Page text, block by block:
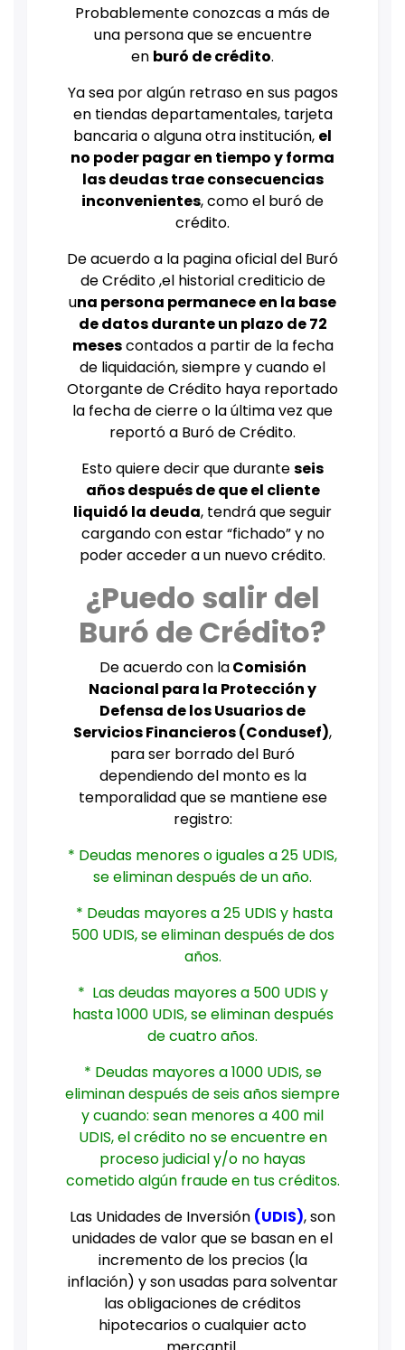
Probablemente conozcas a más de
una persona que se encuentre
en buró de crédito.
Ya sea por algún retraso en sus pagos
en tiendas departamentales, tarjeta
bancaria o alguna otra institución, el
no poder pagar en tiempo y forma
las deudas trae consecuencias
inconvenientes, como el buró de
crédito.
De acuerdo a la pagina oficial del Buró
de Crédito ,el historial crediticio de
una persona permanece en la base
de datos durante un plazo de 72
mesescontados a partir de la fecha
de liquidación, siempre y cuando el
Otorgante de Crédito haya reportado
la fecha de cierre o la última vez que
reportó a Buró de Crédito.
Esto quiere decir que duranteseis
años después de que el cliente
liquidó la deuda, tendrá que seguir
cargando con estar “fichado” y no
poder acceder a un nuevo crédito.
¿Puedo salir del
Buró de Crédito?
De acuerdo con laComisión
Nacional para la Protección y
Defensa de los Usuarios de
Servicios Financieros (Condusef),
para ser borrado del Buró
dependiendo del monto es la
temporalidad que se mantiene ese
registro:
* Deudas menores o iguales a 25 UDIS,
se eliminan después de un año.
* Deudas mayores a 25 UDIS y hasta
500 UDIS, se eliminan después de dos
años.
* Las deudas mayores a 500 UDIS y
hasta 1000 UDIS, se eliminan después
de cuatro años.
* Deudas mayores a 1000 UDIS, se
eliminan después de seis años siempre
y cuando: sean menores a 400 mil
UDIS, el crédito no se encuentre en
proceso judicial y/o no hayas
cometido algún fraude en tus créditos.
Las Unidades de Inversión (UDIS), son
unidades de valor que se basan en el
incremento de los precios (la
inflación) y son usadas para solventar
las obligaciones de créditos
hipotecarios o cualquier acto